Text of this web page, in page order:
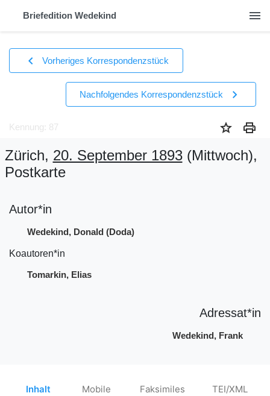
Briefedition Wedekind menu
chevron_left Vorheriges Korrespondenzstück
Nachfolgendes Korrespondenzstück chevron_right
Kennung: 87 star print
Zürich, 20. September 1893(Mittwoch),
Postkarte
Autor*in
Wedekind, Donald (Doda)
Koautoren*in
Tomarkin, Elias
Adressat*in
Wedekind, Frank
Inhalt
Mobile
Faksimiles TEI/XML